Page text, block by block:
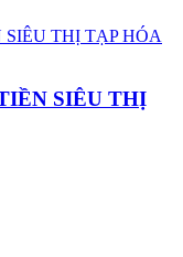
SIÊU THỊ